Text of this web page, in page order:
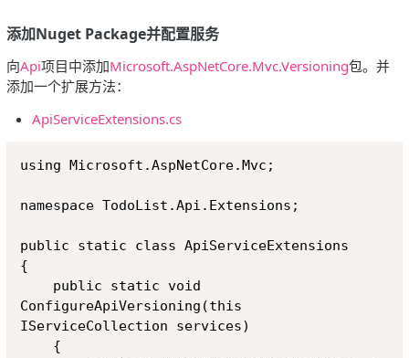
添加Nuget Package并配置服务
向Api项目中添加Microsoft.AspNetCore.Mvc.Versioning包。并
添加一个扩展方法：
ApiServiceExtensions.cs
using Microsoft.AspNetCore.Mvc;
namespace TodoList.Api.Extensions;
public static class ApiServiceExtensions
{
ConfigureApiVersioning(this
IServiceCollection services)